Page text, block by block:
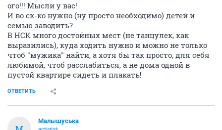
ого!!! Мысли у вас!
И во ск-ко нужно (ну просто необходимо) детей и
семью заводить?
В НСК много достойных мест (не танцулек, как
выразились), куда ходить нужно и можно не только
чтоб "мужика" найти, а хотя бы так просто, для себя
любимой, чтоб расслабиться, а не дома одной в
пустой квартире сидеть и плакать!
ОТВЕТИТЬ
Малышуська